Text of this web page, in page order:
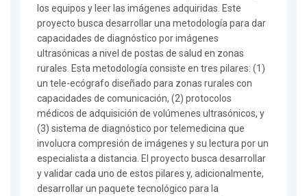
los equipos y leer las imágenes adquiridas. Este
proyecto busca desarrollar una metodología para dar
capacidades de diagnóstico por imágenes
ultrasónicas a nivel de postas de salud en zonas
rurales. Esta metodología consiste en tres pilares: (1)
un tele-ecógrafo diseñado para zonas rurales con
capacidades de comunicación, (2) protocolos
médicos de adquisición de volúmenes ultrasónicos, y
(3) sistema de diagnóstico por telemedicina que
involucra compresión de imágenes y su lectura por un
especialista a distancia. El proyecto busca desarrollar
y validar cada uno de estos pilares y, adicionalmente,
desarrollar un paquete tecnológico para la